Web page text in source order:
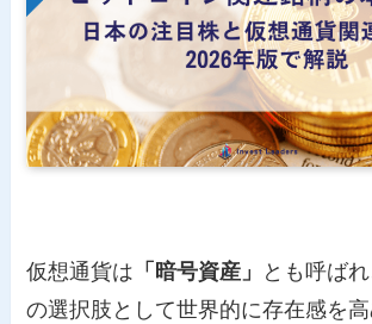
仮想通貨は 「暗号資産」
とも呼ば
の選択肢として世界的に存在感を高